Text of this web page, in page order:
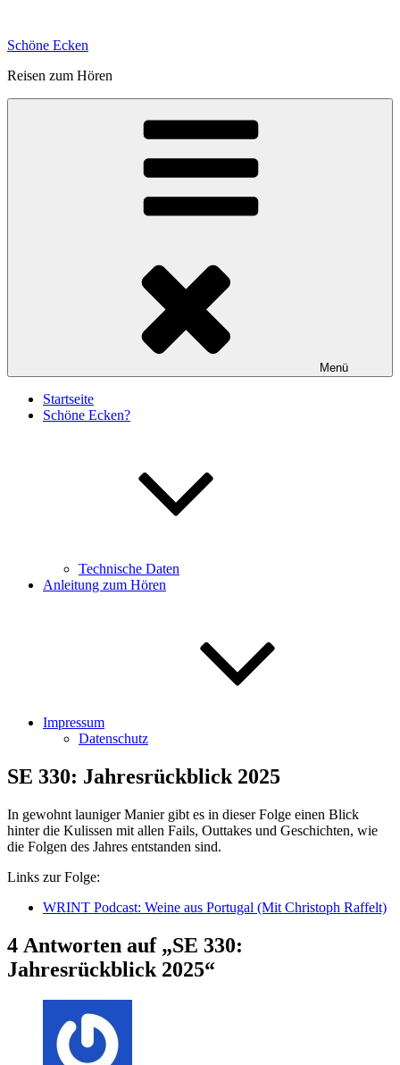
springen
Schöne Ecken
Reisen zum Hören
Menü
Startseite
Schöne Ecken?
Technische Daten
Anleitung zum Hören
Impressum
Datenschutz
SE 330: Jahresrückblick 2025
In gewohnt launiger Manier gibt es in dieser Folge einen Blick
hinter die Kulissen mit allen Fails, Outtakes und Geschichten, wie
die Folgen des Jahres entstanden sind.
Links zur Folge:
WRINT Podcast: Weine aus Portugal (Mit Christoph Raffelt)
4 Antworten auf „SE 330:
Jahresrückblick 2025“